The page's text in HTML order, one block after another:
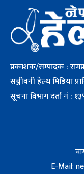
प्रकाशक/सम्पादक :
सञ्जीवनी हेल्थ मिडिया
सूचना विभाग दर्ता नं :
E-Mail: